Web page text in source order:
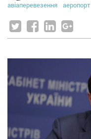
авіаперевезення
аеропорт